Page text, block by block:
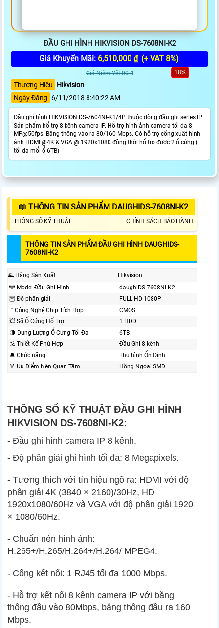
ĐẦU GHI HÌNH HIKVISION DS-7608NI-K2
Giá Khuyến Mãi: 6,510,000 ₫ (+ VAT 8%)
Giá Niêm Yết:00 ₫ 18%
Thương Hiệu
Hikvision
Ngày Đăng
6/11/2018 8:40:22 AM
Đầu ghi hình HIKVISION DS-7604NI-K1/4P thuộc dòng đầu ghi series IP
Sản phẩm hổ trợ 8 kênh camera IP. Hỗ trợ hình ảnh camera tối đa 8
MP@50fps. Băng thông vào ra 80/160 Mbps. Có hỗ trọ cổng xuất hình
ảnh HDMI @4K & VGA @ 1920x1080 đồng thời hổ trọ được 2 ổ cứng (
tối đa mổi ổ 6TB)
📖 THÔNG TIN SẢN PHẨM DAUGHIDS-7608NI-K2
THÔNG SỐ KỸ THUẬT CHÍNH SÁCH BẢO HÀNH
THÔNG TIN SẢN PHẨM ĐẦU GHI HÌNH DAUGHIDS-
7608NI-K2
🌄 Hãng Sản Xuất
Hikvision
️🕎 Model Đầu Ghi Hình
daughiDS-7608NI-K2
🦉 Độ phân giải
FULL HD 1080P
™️ Công Nghệ Chip Tích Hợp
CMOS
💥 Số Ổ Cứng Hổ Trợ
1 HDD
🌗 Dung Lượng Ổ Cứng Tối Đa
6TB
🕉️ Thiết Kế Phù Hợp
Đầu Ghi 8 kênh
🔔 Chức năng
Thu hình Ổn Định
️🏅️ Ưu Điểm Nên Quan Tâm
Hồng Ngoại SMD
THÔNG SỐ KỸ THUẬT ĐẦU GHI HÌNH
HIKVISION DS-7608NI-K2:
- Đầu ghi hình camera IP 8 kênh.
- Độ phân giải ghi hình tối đa: 8 Megapixels.
- Tương thích với tín hiệu ngõ ra: HDMI với độ
phân giải 4K (3840 × 2160)/30Hz, HD
1920x1080/60Hz và VGA với độ phân giải 1920
× 1080/60Hz.
- Chuẩn nén hình ảnh:
H.265+/H.265/H.264+/H.264/ MPEG4.
- Cổng kết nối: 1 RJ45 tối đa 1000 Mbps.
- Hỗ trợ kết nối 8 kênh camera IP với băng
thông đầu vào 80Mbps, băng thông đầu ra 160
Mbps.